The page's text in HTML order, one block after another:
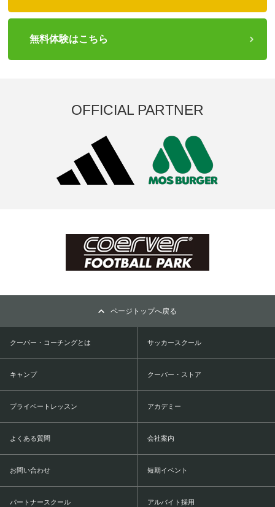
無料体験はこちら
OFFICIAL PARTNER
ページトップへ戻る
クーバー・コーチングとは サッカースクール
キャンプ クーバー・ストア
プライベートレッスン アカデミー
よくある質問 会社案内
お問い合わせ 短期イベント
パートナースクール アルバイト採用